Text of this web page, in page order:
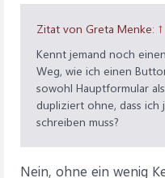
Zitat von Greta Menke: ↑
Kennt jemand noch
Weg, wie ich einen
sowohl Hauptformular
dupliziert ohne, dass ich
schreiben muss?
Nein, ohne ein wenig